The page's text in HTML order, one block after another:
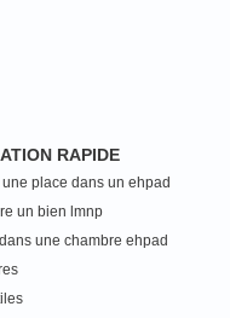
RAPIDE
place dans un ehpad
un bien lmnp
une chambre ehpad